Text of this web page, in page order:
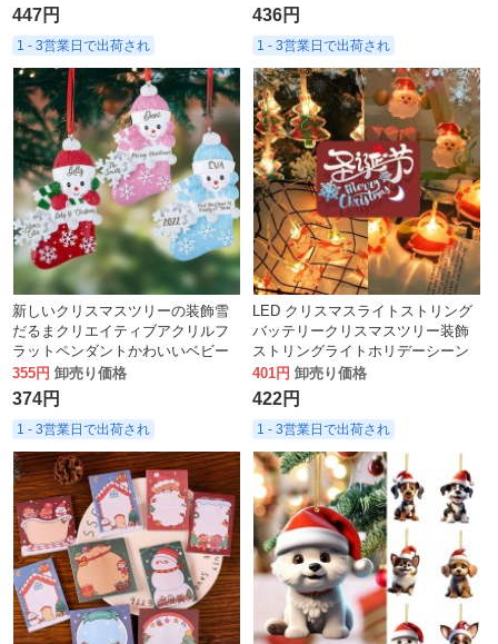
447円
1 - 3営業日で出荷され
436円
1 - 3営業日で出荷され
新しいクリスマスツリーの装飾雪
だるまクリエイティブアクリルフ
ラットペンダントかわいいベビー
ソックスペンダント
355円 卸売り価格
374円
1 - 3営業日で出荷され
LED クリスマスライトストリング
バッテリークリスマスツリー装飾
ストリングライトホリデーシーン
アレンジメントサンタクロースラ
ンタン
401円 卸売り価格
422円
1 - 3営業日で出荷され